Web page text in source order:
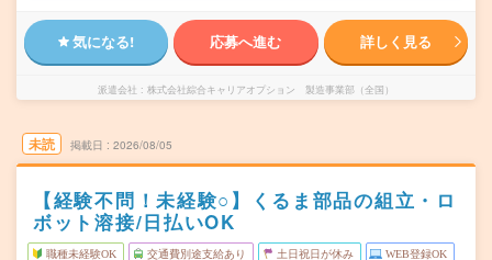
気になる! 応募へ進む 詳しく見る
派遣会社 株式会社綜合キャリアオプション 製造事業部（全国）
未読 掲載日 2026/08/05
【経験不問！未経験○】くるま部品の組立・ロ
ボット溶接/日払いOK
職種未経験OK 交通費別途支給あり 土日祝日が休み WEB登録OK